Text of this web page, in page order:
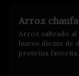
Arroz chaufa
Arroz salteado
huevo diente de
proteína favorita.